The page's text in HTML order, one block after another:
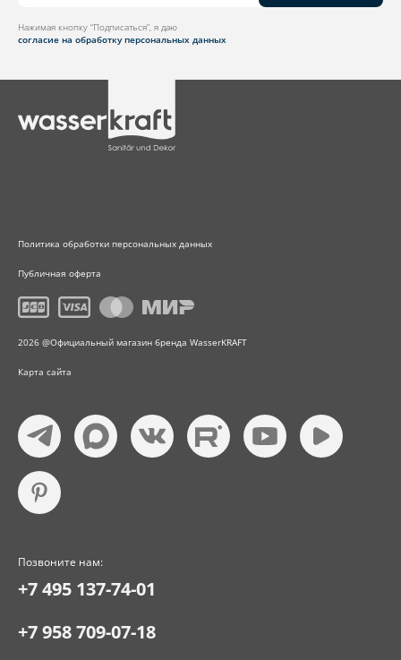
Нажимая кнопку “Подписаться”, я даю
согласие на обработку персональных данных
Политика обработки персональных данных
Публичная оферта
2026 @Официальный магазин бренда WasserKRAFT
Карта сайта
Позвоните нам:
+7 495 137-74-01
+7 958 709-07-18